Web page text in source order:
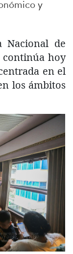
y
Nacional de
continúa hoy
en el
los ámbitos